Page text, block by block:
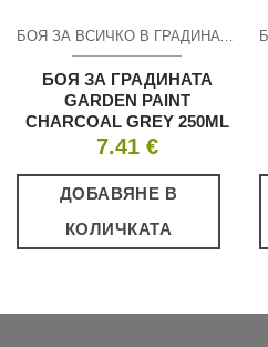
БОЯ ЗА ВСИЧКО В ГРАДИНАТА
БОЯ ЗА ГРАДИНАТА
GARDEN PAINT
CHARCOAL GREY 250ML
7.41 €
ДОБАВЯНЕ В
КОЛИЧКАТА